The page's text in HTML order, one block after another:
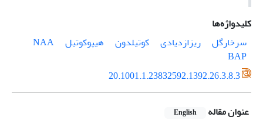
کلیدواژه‌ها
سرخارگل
ریزازدیادی کوتیلدون هیپوکوتیل
NAA
BAP
20.1001.1.23832592.1392.26.3.8.3
عنوان مقاله English